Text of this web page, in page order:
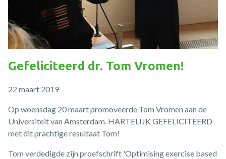
Gefeliciteerd dr. Tom Vromen!
22 maart 2019
Op woensdag 20 maart promoveerde Tom Vromen aan de
Universiteit van Amsterdam. HARTELIJK GEFELICITEERD
met dit prachtige resultaat Tom!
Tom verdedigde zijn proefschrift 'Optimising exercise based